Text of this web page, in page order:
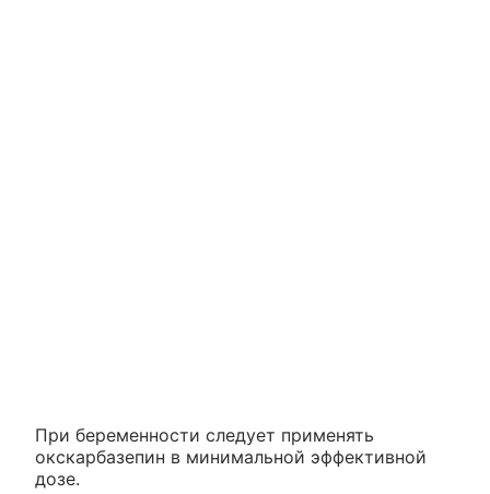
При беременности следует применять
окскарбазепин в минимальной эффективной
дозе.